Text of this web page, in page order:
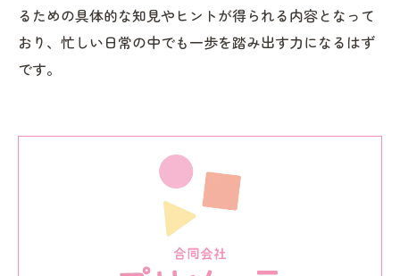
るための具体的な知見やヒントが得られる内容となって
おり、忙しい日常の中でも一歩を踏み出す力になるはず
です。